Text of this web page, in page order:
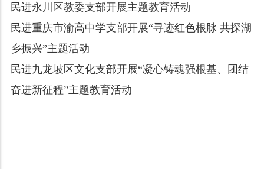
民进永川区教委支部开展主题教育活动
民进重庆市渝高中学支部开展“寻迹红色根脉 共探湖
乡振兴”主题活动
民进九龙坡区文化支部开展“凝心铸魂强根基、团结
奋进新征程”主题教育活动